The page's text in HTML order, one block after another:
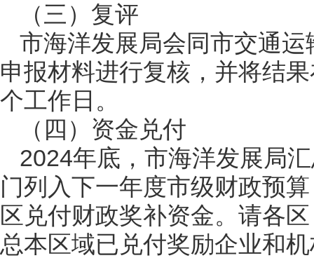
（三）复评
市海洋发展局会同市交通
申报材料进行复核，并将结
个工作日。
（四）资金兑付
2024年底，市海洋发展局
门列入下一年度市级财政预
区兑付财政奖补资金。请各
总本区域已兑付奖励企业和